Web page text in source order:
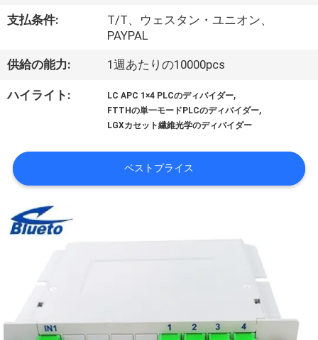
て
工
場
行
質
私
支払条件:
T/T、ウェスタン・ユニオン、
PAYPAL
供給の能力: 1週あたりの10000pcs
ハイライト: LC APC 1×4 PLCのディバイダー,
FTTHの単一モードPLCのディバイダー,
LGXカセット繊維光学のディバイダー
ベストプライス